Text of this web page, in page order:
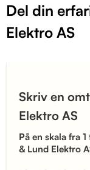
Del din
Elektro AS
Skriv en
Elektro AS
På en skala fra
& Lund Elektro